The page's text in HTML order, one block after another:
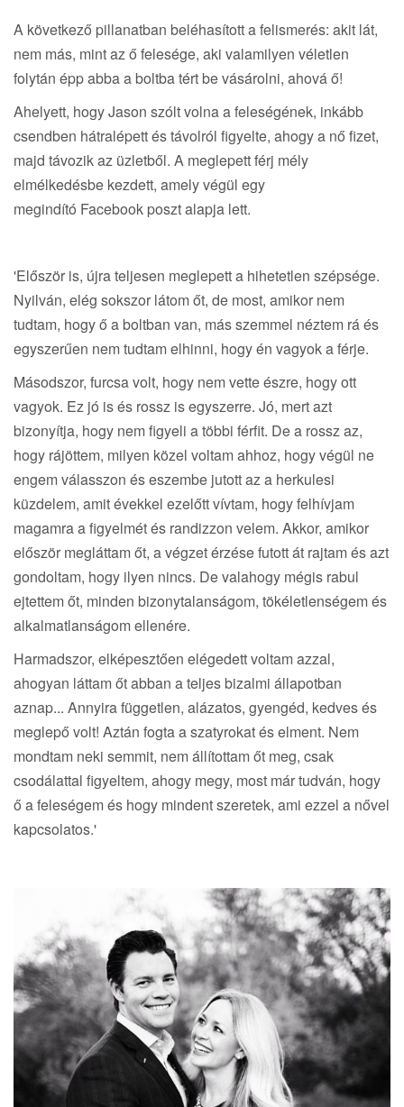
A következő pillanatban beléhasított a felismerés: akit lát,
nem más, mint az ő felesége, aki valamilyen véletlen
folytán épp abba a boltba tért be vásárolni, ahová ő!
Ahelyett, hogy Jason szólt volna a feleségének, inkább
csendben hátralépett és távolról figyelte, ahogy a nő fizet,
majd távozik az üzletből. A meglepett férj mély
elmélkedésbe kezdett, amely végül egy
megindító Facebook poszt alapja lett.
'Először is, újra teljesen meglepett a hihetetlen szépsége.
Nyilván, elég sokszor látom őt, de most, amikor nem
tudtam, hogy ő a boltban van, más szemmel néztem rá és
egyszerűen nem tudtam elhinni, hogy én vagyok a férje.
Másodszor, furcsa volt, hogy nem vette észre, hogy ott
vagyok. Ez jó is és rossz is egyszerre. Jó, mert azt
bizonyítja, hogy nem figyeli a többi férfit. De a rossz az,
hogy rájöttem, milyen közel voltam ahhoz, hogy végül ne
engem válasszon és eszembe jutott az a herkulesi
küzdelem, amit évekkel ezelőtt vívtam, hogy felhívjam
magamra a figyelmét és randizzon velem. Akkor, amikor
először megláttam őt, a végzet érzése futott át rajtam és azt
gondoltam, hogy ilyen nincs. De valahogy mégis rabul
ejtettem őt, minden bizonytalanságom, tökéletlenségem és
alkalmatlanságom ellenére.
Harmadszor, elképesztően elégedett voltam azzal,
ahogyan láttam őt abban a teljes bizalmi állapotban
aznap... Annyira független, alázatos, gyengéd, kedves és
meglepő volt! Aztán fogta a szatyrokat és elment. Nem
mondtam neki semmit, nem állítottam őt meg, csak
csodálattal figyeltem, ahogy megy, most már tudván, hogy
ő a feleségem és hogy mindent szeretek, ami ezzel a nővel
kapcsolatos.'